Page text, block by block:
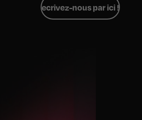
ecrivez-nous par ici !